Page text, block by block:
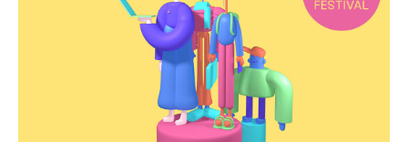
Kuratierungen
Events
So geht’s